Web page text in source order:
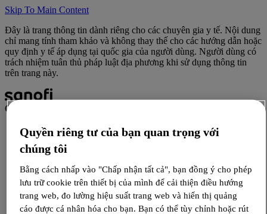
Skip To Main Content
Đây là trang thông tin dành riêng cho các chuyên gia y tế. Nội dung
chỉ mang tính tham khảo và không thay thế cho các hướng dẫn hoặc
quy định y tế áp dụng tại quốc gia của người dùng. Người dùng có
trách nhiệm tuân thủ pháp luật địa phương khi sử dụng thông tin
trên trang này.
Campus
Tin tức
Hội thảo
Đào tạo
Đăng nhập
Đăng ký
Quyền riêng tư của bạn quan trọng với
chúng tôi
Bằng cách nhấp vào "Chấp nhận tất cả", bạn đồng ý cho phép
lưu trữ cookie trên thiết bị của mình để cải thiện điều hướng
trang web, đo lường hiệu suất trang web và hiển thị quảng
cáo được cá nhân hóa cho bạn. Bạn có thể tùy chỉnh hoặc rút